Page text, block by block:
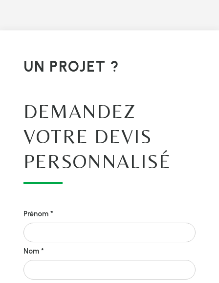
UN PROJET ?
DEMANDEZ
VOTRE DEVIS
PERSONNALISÉ
Prénom *
Nom *